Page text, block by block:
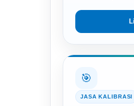
🎯
JASA KALIBRASI